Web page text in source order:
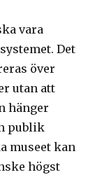
vara
Det
över
utan att
hänger
publik
museet kan
högst